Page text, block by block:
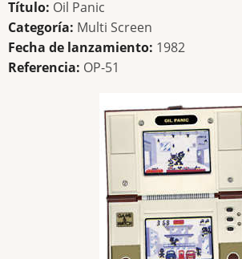
Título: Oil Panic
Categoría: Multi Screen
Fecha de lanzamiento: 1982
Referencia: OP-51